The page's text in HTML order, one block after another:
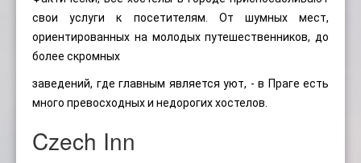
свои услуги к посетителям. От шумных мест,
ориентированных на молодых путешественников, до
более скромных
заведений, где главным является уют, - в Праге есть
много превосходных и недорогих хостелов.
Czech Inn